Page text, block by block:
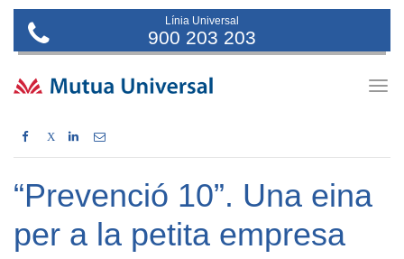
Línia Universal
900 203 203
X
“Prevenció 10”. Una eina
per a la petita empresa